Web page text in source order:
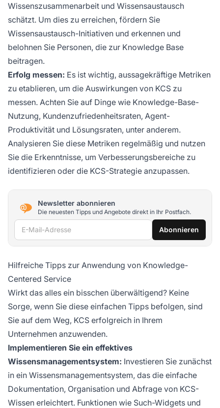
Wissenszusammenarbeit und Wissensaustausch
schätzt. Um dies zu erreichen, fördern Sie
Wissensaustausch-Initiativen und erkennen und
belohnen Sie Personen, die zur Knowledge Base
beitragen.
Erfolg messen: Es ist wichtig, aussagekräftige Metriken
zu etablieren, um die Auswirkungen von KCS zu
messen. Achten Sie auf Dinge wie Knowledge-Base-
Nutzung, Kundenzufriedenheitsraten, Agent-
Produktivität und Lösungsraten, unter anderem.
Analysieren Sie diese Metriken regelmäßig und nutzen
Sie die Erkenntnisse, um Verbesserungsbereiche zu
identifizieren oder die KCS-Strategie anzupassen.
Newsletter abonnieren
Die neuesten Tipps und Angebote direkt in Ihr Postfach.
E-Mail-Adresse Abonnieren
Hilfreiche Tipps zur Anwendung von Knowledge-
Centered Service
Wirkt das alles ein bisschen überwältigend? Keine
Sorge, wenn Sie diese einfachen Tipps befolgen, sind
Sie auf dem Weg, KCS erfolgreich in Ihrem
Unternehmen anzuwenden.
Implementieren Sie ein effektives
Wissensmanagementsystem: Investieren Sie zunächst
in ein Wissensmanagementsystem, das die einfache
Dokumentation, Organisation und Abfrage von KCS-
Wissen erleichtert. Funktionen wie Such-Widgets und